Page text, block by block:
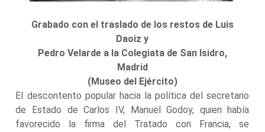
Grabado con el traslado de los restos de Luis
Daoiz y
Pedro Velarde a la Colegiata de San Isidro,
Madrid
(Museo del Ejército)
El descontento popular hacia la política del secretario
de Estado de Carlos IV, Manuel Godoy, quien había
favorecido la firma del Tratado con Francia, se